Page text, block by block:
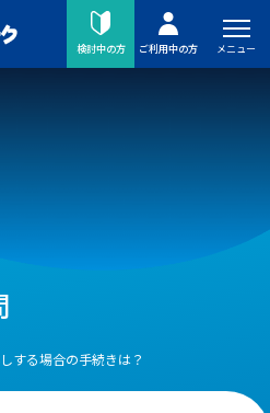
検討中の方 ご利用中の方 メニュー
する場合の手続きは？